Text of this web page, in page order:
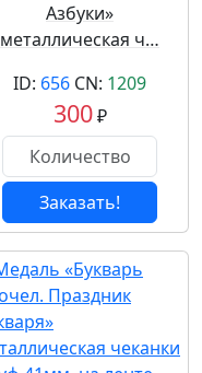
Азбуки»
металлическая ч…
ID: 656 CN: 1209
300₽
Заказать!